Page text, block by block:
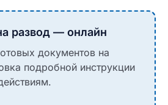
развод — онлайн
документов на
подробной инструкции